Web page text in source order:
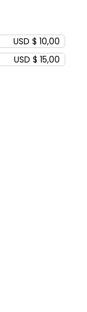
USD $ 10,00
USD $ 15,00